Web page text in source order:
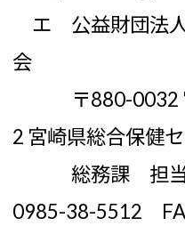
エ 公益財団法人
会
〒880-0032 宮
2 宮崎県総合保健
総務課 担
0985-38-5512